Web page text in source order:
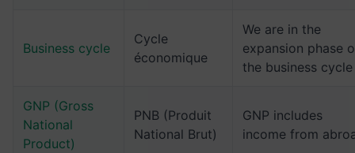
Business cycle
Cycle
économique
We are in the
expansion phase
the business cycle
GNP (Gross
National
Product)
PNB (Produit
National Brut)
GNP includes
income from